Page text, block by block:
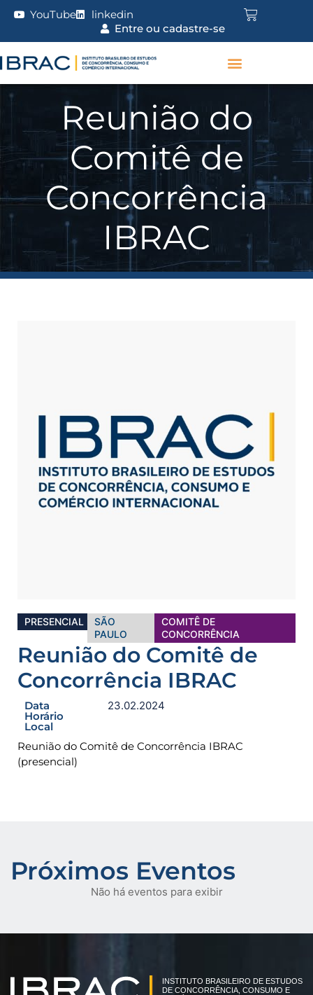
YouTube
linkedin
Entre ou cadastre-se
Reunião do
Comitê de
Concorrência
IBRAC
PRESENCIAL
SÃO
PAULO
COMITÊ DE
CONCORRÊNCIA
Reunião do Comitê de
Concorrência IBRAC
Data
Horário
Local
23.02.2024
Reunião do Comitê de Concorrência IBRAC
(presencial)
Próximos Eventos
Não há eventos para exibir